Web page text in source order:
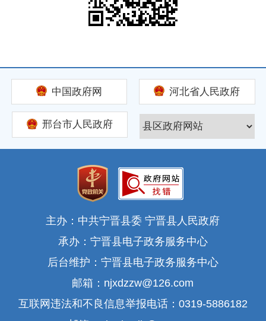
中国政府网 河北省人民政府
邢台市人民政府
主办：中共宁晋县委 宁晋县人民政府
承办：宁晋县电子政务服务中心
后台维护：宁晋县电子政务服务中心
邮箱：njxdzzw@126.com
互联网违法和不良信息举报电话：0319-5886182